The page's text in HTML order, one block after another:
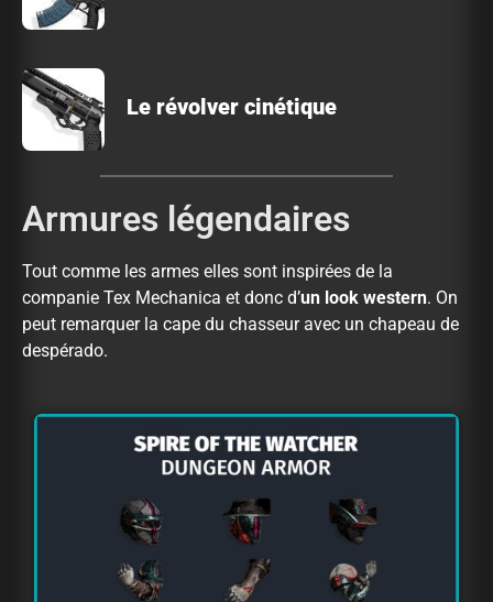
Le révolver cinétique
Armures légendaires
Tout comme les armes elles sont inspirées de la
companie Tex Mechanica et donc d’un look western. On
peut remarquer la cape du chasseur avec un chapeau de
despérado.